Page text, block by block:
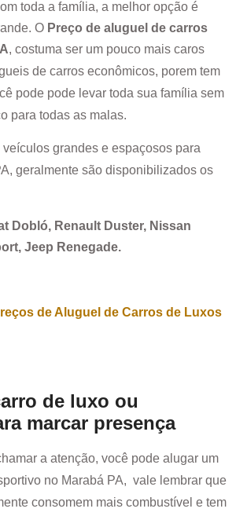
toda a família, a melhor opção é
O Preço de aluguel de carros
, costuma ser um pouco mais caros
de carros econômicos, porem tem
pode pode levar toda sua família sem
para todas as malas.
grandes e espaçosos para
, geralmente são disponibilizados os
Dobló, Renault Duster, Nissan
Jeep Renegade.
de Aluguel de Carros de Luxos
de luxo ou
marcar presença
a atenção, você pode alugar um
no Marabá PA, vale lembrar que
consomem mais combustível e tem